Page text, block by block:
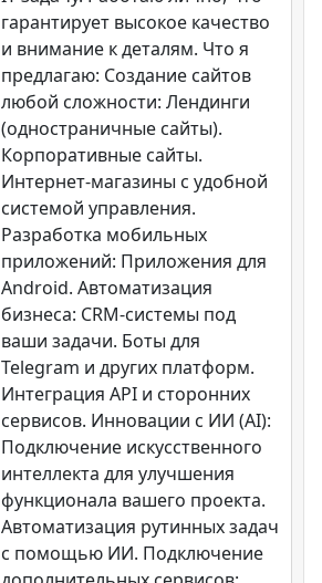
гарантирует высокое качество
и внимание к деталям. Что я
предлагаю: Создание сайтов
любой сложности: Лендинги
(одностраничные сайты).
Корпоративные сайты.
Интернет-магазины с удобной
системой управления.
Разработка мобильных
приложений: Приложения для
Android. Автоматизация
бизнеса: CRM-системы под
ваши задачи. Боты для
Telegram и других платформ.
Интеграция API и сторонних
сервисов. Инновации с ИИ (AI):
Подключение искусственного
интеллекта для улучшения
функционала вашего проекта.
Автоматизация рутинных задач
с помощью ИИ. Подключение